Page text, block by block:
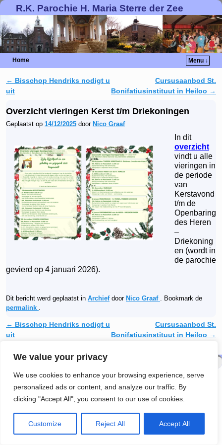
We value your privacy
We use cookies to enhance your browsing experience, serve
personalized ads or content, and analyze our traffic. By
clicking "Accept All", you consent to our use of cookies.
Customize Reject All Accept All
R.K. Parochie H. Maria Sterre der Zee
Home Menu ↓
Berichtnavigatie
← Bisschop Hendriks nodigt u
uit
Cursusaanbod St.
Bonifatiusinstituut in Heiloo →
Overzicht vieringen Kerst t/m Driekoningen
Geplaatst op 14/12/2025 door Nico Graaf
In dit
overzicht
vindt u alle
vieringen in
de periode
van
Kerstavond
t/m de
Openbaring
des Heren
–
Driekoning
en (wordt in
de parochie
gevierd op 4 januari 2026).
Dit bericht werd geplaatst in Archiefdoor Nico Graaf
. Bookmark de
permalink
Berichtnavigatie
← Bisschop Hendriks nodigt u
uit
Cursusaanbod St.
Bonifatiusinstituut in Heiloo →
© 2026 - R.K. Parochie H. Maria Sterre der Zee